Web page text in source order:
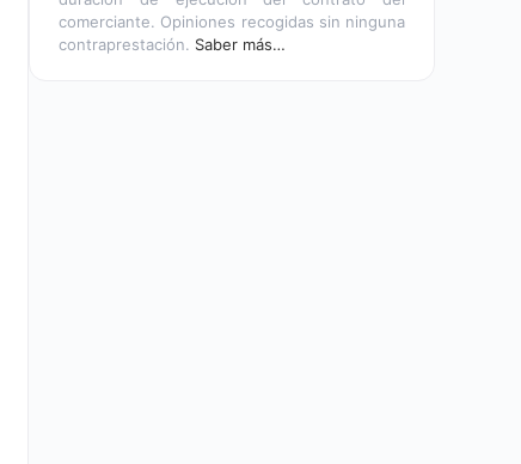
comerciante. Opiniones recogidas sin ninguna
contraprestación. Saber más…